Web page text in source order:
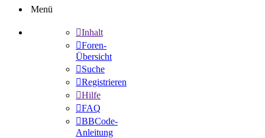
Menü
Inhalt
Foren-
Übersicht
Suche
Registrieren
Hilfe
FAQ
BBCode-
Anleitung